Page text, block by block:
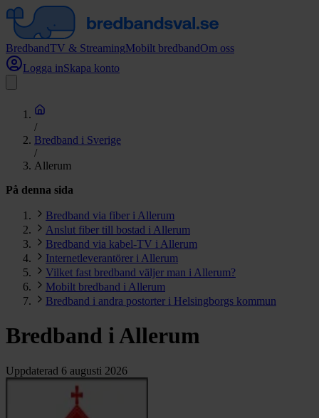
BredbandTV & StreamingMobilt bredbandOm oss
Logga inSkapa konto
/
Bredband i Sverige
/
Allerum
På denna sida
Bredband via fiber i Allerum
Anslut fiber till bostad i Allerum
Bredband via kabel-TV i Allerum
Internetleverantörer i Allerum
Vilket fast bredband väljer man i Allerum?
Mobilt bredband i Allerum
Bredband i andra postorter i Helsingborgs kommun
Bredband i Allerum
Uppdaterad 6 augusti 2026